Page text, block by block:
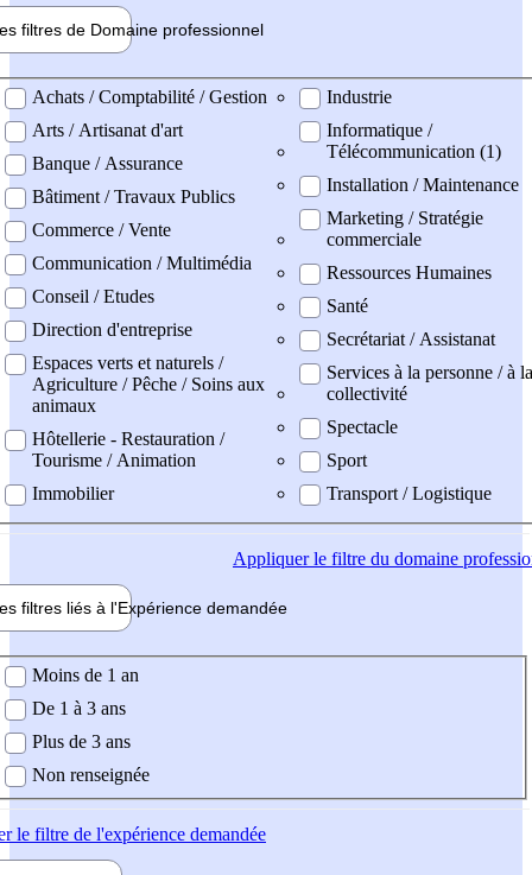
filtres de Domaine professionnel
professionel
Achats / Comptabilité / Gestion
Arts / Artisanat d'art
Banque / Assurance
Bâtiment / Travaux Publics
Commerce / Vente
Communication / Multimédia
Conseil / Etudes
Direction d'entreprise
Espaces verts et naturels /
Agriculture / Pêche / Soins aux
animaux
Hôtellerie - Restauration /
Tourisme / Animation
Immobilier
Industrie
Informatique /
Télécommunication (1)
Installation / Maintenance
Marketing / Stratégie
commerciale
Ressources Humaines
Santé
Secrétariat / Assistanat
Services à la personne / à la
collectivité
Spectacle
Sport
Transport / Logistique
Appliquerle filtre du domaine
filtres liés à l'Expérience demandée
demandée
Moins de 1 an
De 1 à 3 ans
Plus de 3 ans
Non renseignée
le filtre de l'expérience demandée